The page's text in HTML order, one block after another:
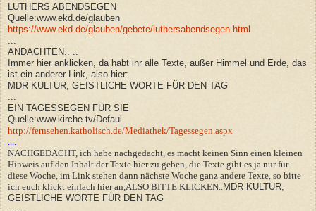
LUTHERS ABENDSEGEN
Quelle:www.ekd.de/glauben
https://www.ekd.de/glauben/gebete/luthersabendsegen.html
ANDACHTEN..
Immer hier anklicken, da habt ihr alle Texte, außer Himmel und Erde, das
ist ein anderer Link, also hier:
MDR KULTUR, GEISTLICHE WORTE FÜR DEN TAG
EIN TAGESSEGEN FÜR SIE
Quelle:www.kirche.tv/Defaul
http://fernsehen.katholisch.de/Mediathek/Tagessegen.aspx
NACHGEDACHT, ich habe nachgedacht, es macht keinen Sinn einen kleinen
Hinweis auf den Inhalt der Texte hier zu geben, die Texte gibt es ja nur für
diese Woche, im Link stehen dann nächste Woche ganz andere Texte, so bitte
ich euch klickt einfach hier an,ALSO BITTE KLICKEN.. MDR KULTUR,
GEISTLICHE WORTE FÜR DEN TAG